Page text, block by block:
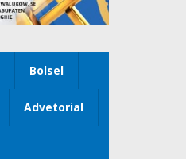
Bolsel
Advetorial